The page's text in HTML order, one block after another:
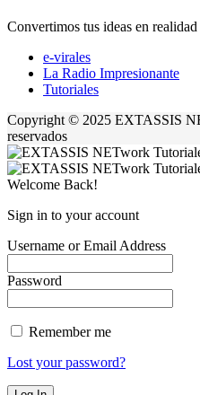
Convertimos tus ideas en realidad
e-virales
La Radio Impresionante
Tutoriales
Copyright © 2025 EXTASSIS
reservados
Welcome Back!
Sign in to your account
Username or Email Address
Password
Remember me
Lost your password?